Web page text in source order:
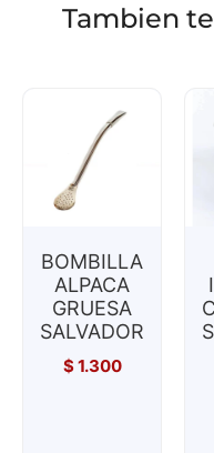
Tambien
BOMBILLA
ALPACA
GRUESA
SALVADOR
$1.300